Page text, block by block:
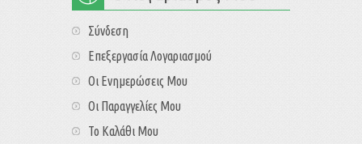
Σύνδεση
Επεξεργασία Λογαριασμού
Οι Ενημερώσεις Μου
Οι Παραγγελίες Μου
Το Καλάθι Μου